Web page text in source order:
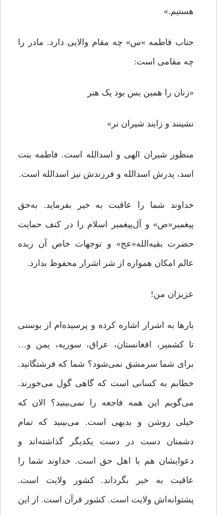
هستیم.»
جناب فاطمه‌ »س» چه مقام والایی دارد. مادر را
چه مقامی است:
«زنان را همین بس بود یک هنر
نشینند و زایند شیران نر»
منظور شیران الهی و اسدالله است. فاطمه بنت
اسد، پدرش اسدالله و فرزندش نیز اسدالله است.
خداوند شما را عاقبت به خیر بفرماید. به‌حق
پیغمبر«ص» و آل‌پیغمبر اسلام را در کنف حمایت
حضرت بقیه‌الله«عج» و توجهات خاص آن زبده
عالم امکان همواره از شر اشرار محفوظ بدارد.
عزیزان من!
بارها به اشرار اشاره کرده و پرسیده‌ام از بوسنی
تا کشمیر، افغانستان، عراق، سوریه، یمن و…
برای شما سرمشق نمی‌شود؟ شما که فرشتگانید.
خطابم به کسانی است که گاهی گول می‌خورند.
می‌گویم این همه فاجعه را نمی‌بینید؟ الان که
خیلی روشن و بدیهی است. می‌بینید که تمام
دشمنان دست در دست یکدیگر گذاشته‌اند و
دعوایشان هم با اهل حق است. خداوند شما را
عاقبت به خیر بگرداند. کشور ولایت است.
پشتوانه‌اش ولایت است. کشور قرآن است. از این